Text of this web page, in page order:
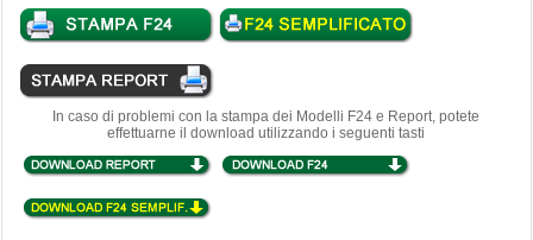
In caso di problemi con la stampa dei Modelli F24 e Report, potete
effettuarne il download utilizzando i seguenti tasti